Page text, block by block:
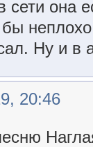
она
Ну и
20:46